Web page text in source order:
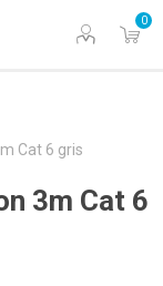
0
Cat 6 gris
3m Cat 6